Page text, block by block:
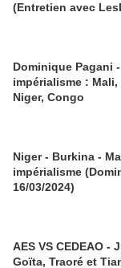
(Entretien avec
Dominique Pagani
impérialisme :
Niger, Congo
Niger - Burkina -
impérialisme
16/03/2024)
AES VS CEDEAO -